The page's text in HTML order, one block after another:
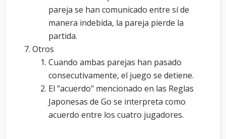
pareja se han comunicado entre sí de
manera indebida, la pareja pierde la
partida.
Otros
Cuando ambas parejas han pasado
consecutivamente, el juego se detiene.
El "acuerdo" mencionado en las Reglas
Japonesas de Go se interpreta como
acuerdo entre los cuatro jugadores.